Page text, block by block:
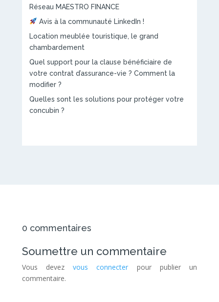
Réseau MAESTRO FINANCE
Avis à la communauté LinkedIn !
Location meublée touristique, le grand
chambardement
Quel support pour la clause bénéficiaire de
votre contrat d’assurance-vie ? Comment la
modifier ?
Quelles sont les solutions pour protéger votre
concubin ?
0 commentaires
Soumettre un commentaire
Vous devezvous connecter pour publier un
commentaire.